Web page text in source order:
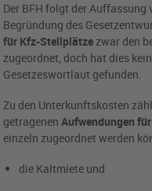
Der BFH folgt der
Begründung des
für Kfz-Stellplätzezwar den
zugeordnet, doch hat dies
Gesetzeswortlaut gefunden.
Zu den Unterkunftskosten
getragenenAufwendungen
einzeln zugeordnet werden
die Kaltmiete und